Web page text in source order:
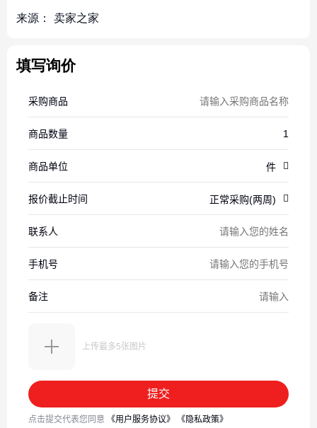
来源： 卖家之家
填写询价